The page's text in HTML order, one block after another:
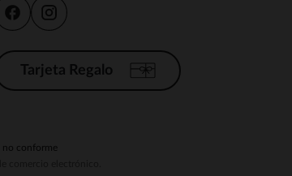
Tarjeta Regalo
no conforme